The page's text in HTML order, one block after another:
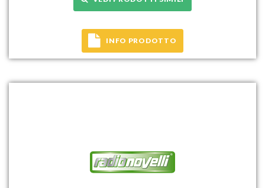
INFO PRODOTTO